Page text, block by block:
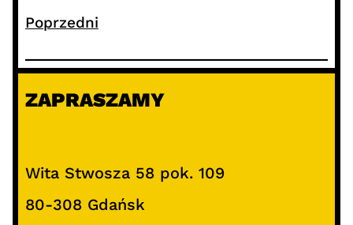
Poprzedni
ZAPRASZAMY
Wita Stwosza 58 pok. 109
80-308 Gdańsk